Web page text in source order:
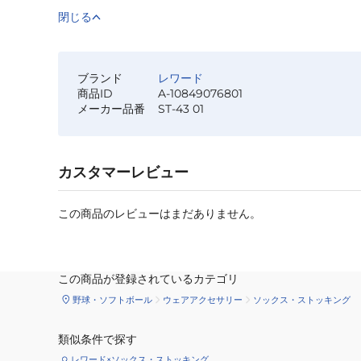
閉じる
ブランド
レワード
商品ID
A-10849076801
メーカー品番
ST-43 01
カスタマーレビュー
この商品のレビューはまだありません。
この商品が登録されているカテゴリ
野球・ソフトボール ウェアアクセサリー ソックス・ストッキング
類似条件で探す